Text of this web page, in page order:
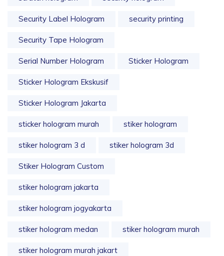
Security Label Hologram security printing
Security Tape Hologram
Serial Number Hologram Sticker Hologram
Sticker Hologram Ekskusif
Sticker Hologram Jakarta
sticker hologram murah stiker hologram
stiker hologram 3 d stiker hologram 3d
Stiker Hologram Custom
stiker hologram jakarta
stiker hologram jogyakarta
stiker hologram medan stiker hologram murah
stiker hologram murah jakart